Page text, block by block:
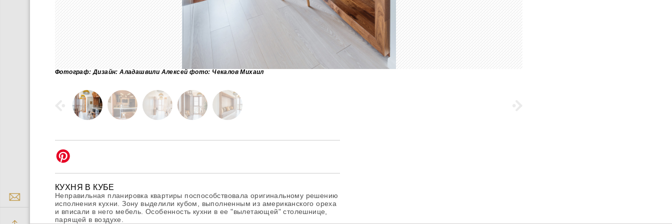
Фотограф: Дизайн: Аладашвили Алексей фото: Чекалов Михаил
КУХНЯ В КУБЕ
Неправильная планировка квартиры поспособствовала оригинальному решению
исполнения кухни. Зону выделили кубом, выполненным из американского ореха
и вписали в него мебель. Особенность кухни в ее "вылетающей" столешнице,
парящей в воздухе.